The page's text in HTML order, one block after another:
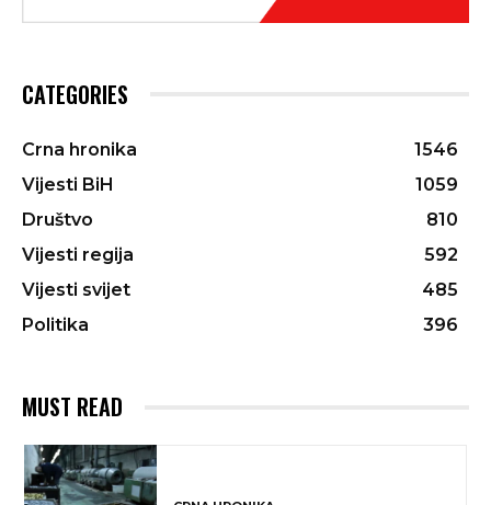
CATEGORIES
Crna hronika
1546
Vijesti BiH
1059
Društvo
810
Vijesti regija
592
Vijesti svijet
485
Politika
396
MUST READ